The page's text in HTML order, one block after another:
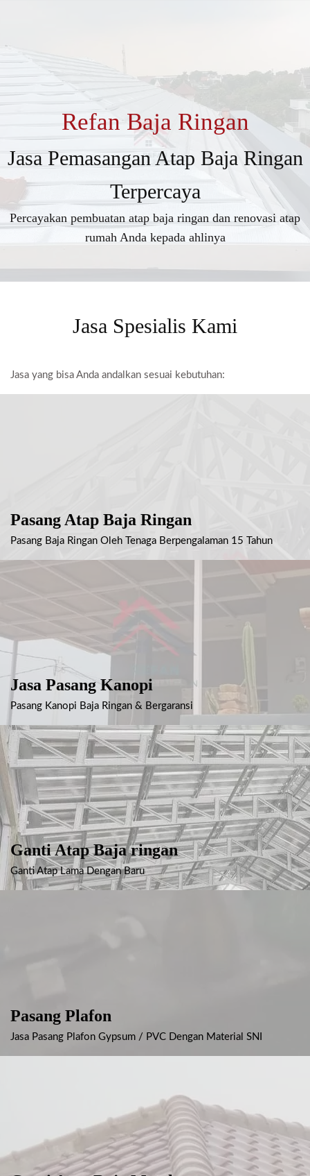
Refan Baja Ringan
Jasa Pemasangan Atap Baja Ringan
Terpercaya
Percayakan pembuatan atap baja ringan dan renovasi atap
rumah Anda kepada ahlinya
Jasa Spesialis Kami
Jasa yang bisa Anda andalkan sesuai kebutuhan:
Pasang Atap Baja Ringan
Pasang Baja Ringan Oleh Tenaga Berpengalaman 15 Tahun
Jasa Pasang Kanopi
Pasang Kanopi Baja Ringan & Bergaransi
Ganti Atap Baja ringan
Ganti Atap Lama Dengan Baru
Pasang Plafon
Jasa Pasang Plafon Gypsum / PVC Dengan Material SNI